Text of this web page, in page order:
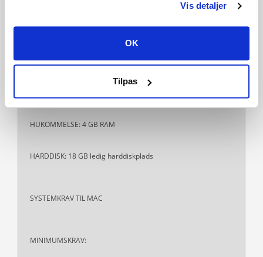
Vis detaljer
OK
Tilpas
OPERATIVSYSTEM: 64-bit-version af Windows 7, 8, 8.1 eller 10
PROCESSOR: Intel core i5 eller hurtigere, AMD Athlon X4
HUKOMMELSE: 4 GB RAM
HARDDISK: 18 GB ledig harddiskplads
SYSTEMKRAV TIL MAC
MINIMUMSKRAV: